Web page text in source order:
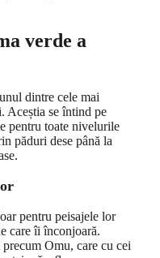
verde a
dintre cele mai
Aceștia se întind pe
pentru toate nivelurile
păduri dese până la
pentru peisajele lor
care îi înconjoară.
Omu, care cu cei